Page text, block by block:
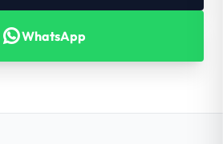
WhatsApp